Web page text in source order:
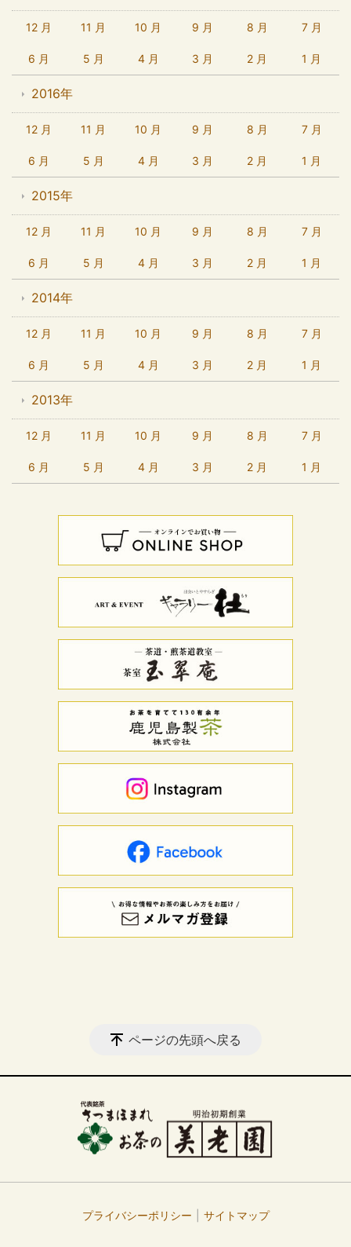
12 月 11 月 10 月 9 月 8 月 7 月
6 月 5 月 4 月 3 月 2 月 1 月
2016年
12 月 11 月 10 月 9 月 8 月 7 月
6 月 5 月 4 月 3 月 2 月 1 月
2015年
12 月 11 月 10 月 9 月 8 月 7 月
6 月 5 月 4 月 3 月 2 月 1 月
2014年
12 月 11 月 10 月 9 月 8 月 7 月
6 月 5 月 4 月 3 月 2 月 1 月
2013年
12 月 11 月 10 月 9 月 8 月 7 月
6 月 5 月 4 月 3 月 2 月 1 月
ページの先頭へ戻る
プライバシーポリシー サイトマップ